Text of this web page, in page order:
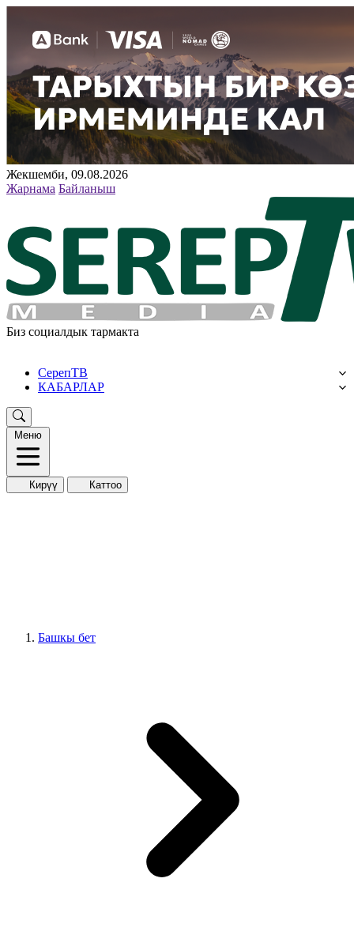
Жекшемби, 09.08.2026
Жарнама Байланыш
Биз социалдык тармакта
СерепТВ
КАБАРЛАР
Меню
Кирүү Каттоо
Башкы бет